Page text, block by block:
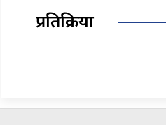
प्रतिक्रिया